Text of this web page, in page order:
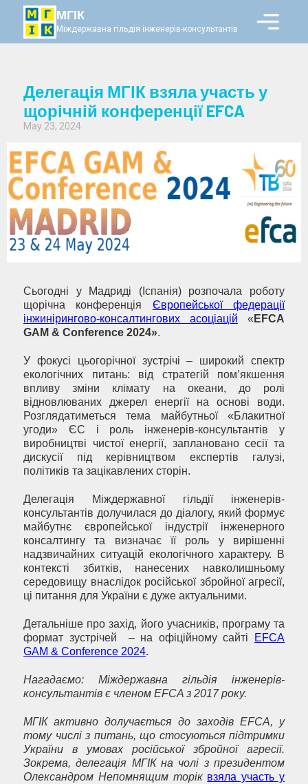
МГІК
Міждержавна гільдія інженерів-консультантів
Делегація МГІК взяла участь у
щорічній конференції EFCA
May 23, 2024
Сьогодні у Мадриді (Іспанія) розпочала роботу
щорічна конференція Європейської федерації
інжинірингово-консалтингових асоціацій « EFCA
GAM & Conference 2024».
У фокусі цьогорічної зустрічі – широкий спектр
екологічних питань: від стратегій пом’якшення
впливу зміни клімату на океани, до ролі
відновлюваних джерел енергії на основі води.
Розглядатиметься тема майбутньої «Блакитної
угоди» ЄС і роль інженерів-консультантів у
виробництві чистої енергії, заплановано сесії та
дискусії під керівництвом експертів галузі,
політиків та зацікавлених сторін.
Делегація Міждержавної гільдії інженерів-
консультантів долучилася до діалогу, який формує
майбутнє європейської індустрії інженерного
консалтингу та визначає її роль у вирішенні
надзвичайних ситуацій екологічного характеру. В
контексті збитків, нанесених навколишньому
середовищу внаслідок російської збройної агресії,
ці питання для України є дуже актуальними.
Детальніше про захід, його учасників, програму та
формат зустрічей – на офіційному сайті
EFCA
GAM & Conference 2024.
Нагадаємо: Міждержавна гільдія інженерів-
консультантів є членом EFCA з 2017 року.
МГІК активно долучається до заходів EFCA, у
тому числі з питань, що стосуються підтримки
України в умовах російської збройної агресії.
Зокрема, делегація МГІК на чолі з президентом
Олександром Непомнящим торік взяла участь у